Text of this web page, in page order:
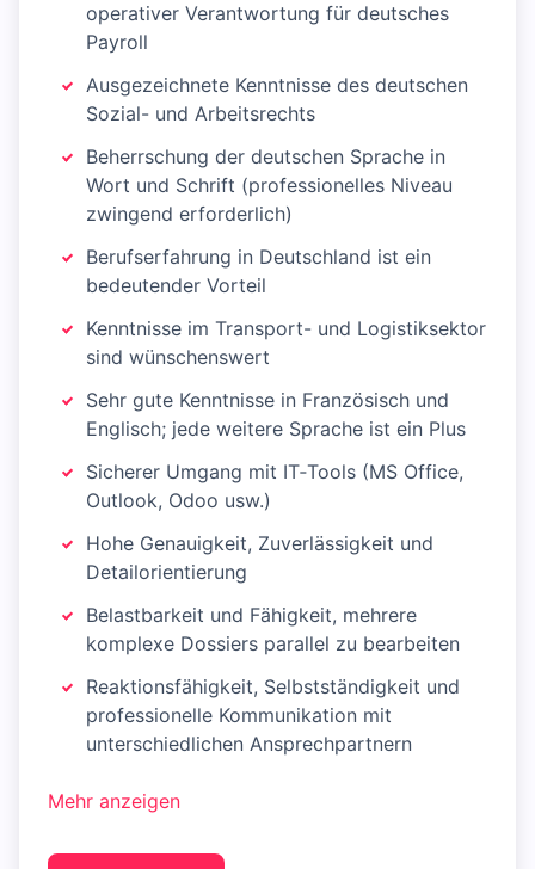
operativer Verantwortung für deutsches
Payroll
Ausgezeichnete Kenntnisse des deutschen
Sozial- und Arbeitsrechts
Beherrschung der deutschen Sprache in
Wort und Schrift (professionelles Niveau
zwingend erforderlich)
Berufserfahrung in Deutschland ist ein
bedeutender Vorteil
Kenntnisse im Transport- und Logistiksektor
sind wünschenswert
Sehr gute Kenntnisse in Französisch und
Englisch; jede weitere Sprache ist ein Plus
Sicherer Umgang mit IT‑Tools (MS Office,
Outlook, Odoo usw.)
Hohe Genauigkeit, Zuverlässigkeit und
Detailorientierung
Belastbarkeit und Fähigkeit, mehrere
komplexe Dossiers parallel zu bearbeiten
Reaktionsfähigkeit, Selbstständigkeit und
professionelle Kommunikation mit
unterschiedlichen Ansprechpartnern
Mehr anzeigen